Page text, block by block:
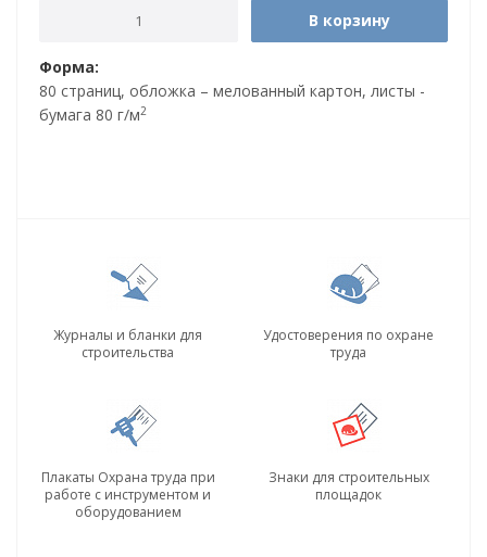
В корзину
Форма:
80 страниц, обложка – мелованный картон, листы -
бумага 80 г/м2
Журналы и бланки для
строительства
Удостоверения по охране
труда
Плакаты Охрана труда при
работе с инструментом и
оборудованием
Знаки для строительных
площадок